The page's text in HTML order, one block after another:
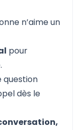
n’aime un
pour
question
dès le